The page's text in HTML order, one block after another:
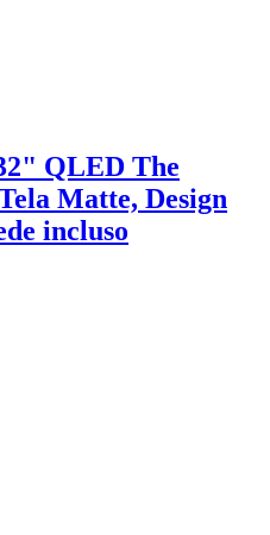
QLED The
Matte, Design
incluso